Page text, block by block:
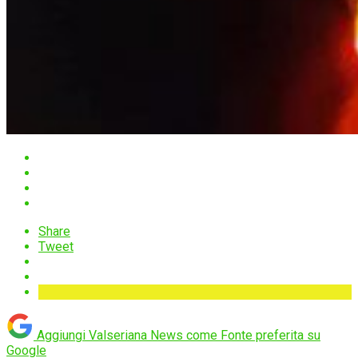
Share
Tweet
Aggiungi Valseriana News come Fonte preferita su
Google